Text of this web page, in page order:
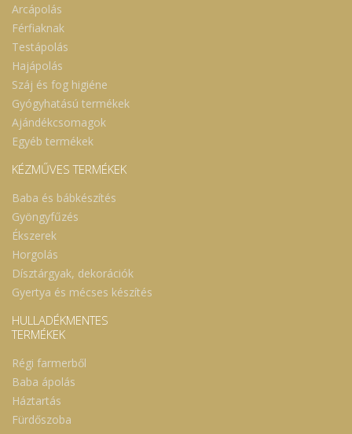
Arcápolás
Férfiaknak
Testápolás
Hajápolás
Száj és fog higiéne
Gyógyhatású termékek
Ajándékcsomagok
Egyéb termékek
KÉZMŰVES TERMÉKEK
Baba és bábkészítés
Gyöngyfűzés
Ékszerek
Horgolás
Dísztárgyak, dekorációk
Gyertya és mécses készítés
HULLADÉKMENTES
TERMÉKEK
Régi farmerből
Baba ápolás
Háztartás
Fürdőszoba